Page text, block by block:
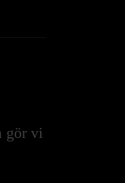
gör vi